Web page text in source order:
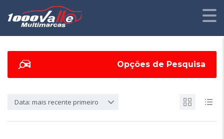
Opções de Pesquisa
Data: mais recente primeiro